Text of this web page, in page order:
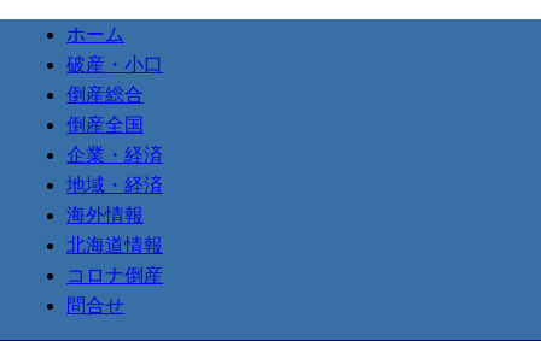
ホーム
破産・小口
倒産総合
倒産全国
企業・経済
地域・経済
海外情報
北海道情報
コロナ倒産
問合せ